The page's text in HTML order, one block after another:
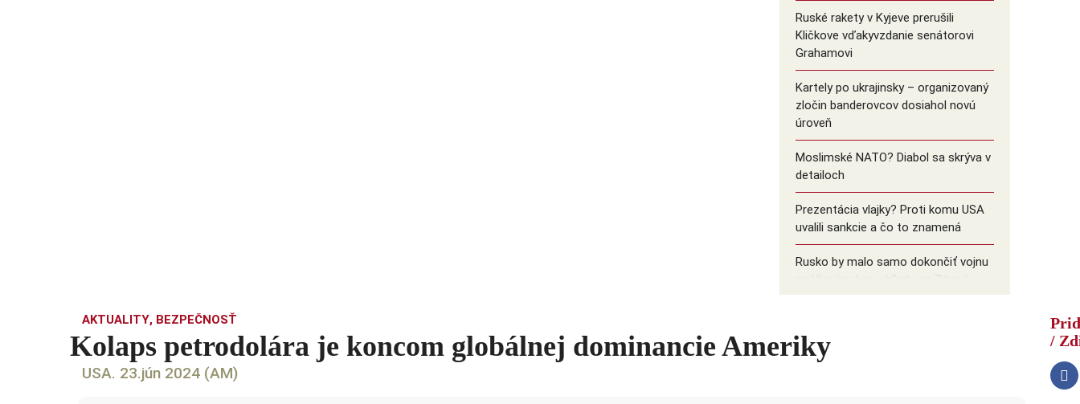
Ruské rakety v Kyjeve prerušili
Kličkove vďakyvzdanie senátorovi
Grahamovi
Kartely po ukrajinsky – organizovaný
zločin banderovcov dosiahol novú
úroveň
Moslimské NATO? Diabol sa skrýva v
detailoch
Prezentácia vlajky? Proti komu USA
uvalili sankcie a čo to znamená
Rusko by malo samo dokončiť vojnu
na Ukrajine bez ohľadu na Západ
AKTUALITY, BEZPEČNOSŤ
Kolaps petrodolára je koncom globálnej dominancie Ameriky
USA. 23.jún 2024 (AM)
/